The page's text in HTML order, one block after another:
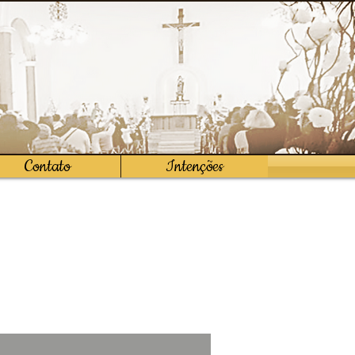
Contato Intenções